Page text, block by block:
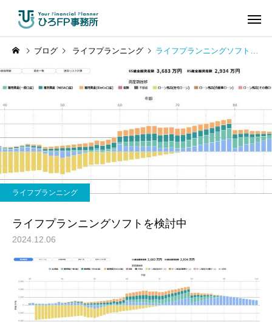
ブログ ライフプランニング ライフプランニングソフトを検討中
ライフプランニング
ライフプランニングソフトを検討中
2024.12.06